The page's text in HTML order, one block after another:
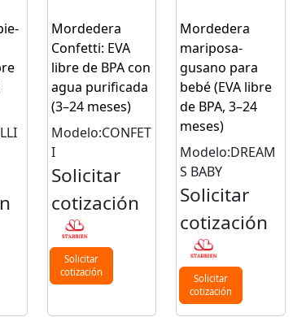
Mordedera
Confetti: EVA
libre de BPA con
agua purificada
(3–24 meses)
Modelo:CONFET
I
Solicitar
cotización
Solicitar
cotización
Mordedera
mariposa-
gusano para
bebé (EVA libre
de BPA, 3–24
meses)
Modelo:DREAM
S BABY
Solicitar
cotización
Solicitar
cotización